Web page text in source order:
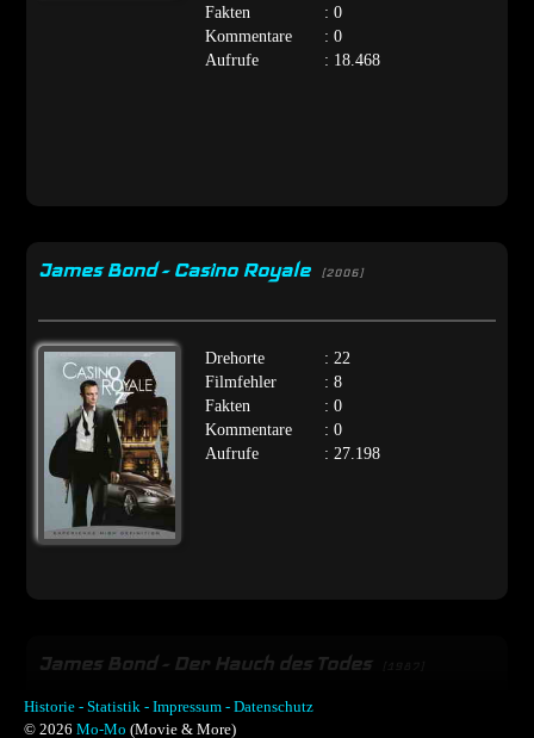
Fakten
: 0
Kommentare
: 0
Aufrufe
: 18.468
James Bond - Casino Royale [2006]
Drehorte
: 22
Filmfehler
: 8
Fakten
: 0
Kommentare
: 0
Aufrufe
: 27.198
James Bond - Der Hauch des Todes
Historie - Statistik - Impressum - Datenschutz
© 2026 Mo-Mo (Movie & More)